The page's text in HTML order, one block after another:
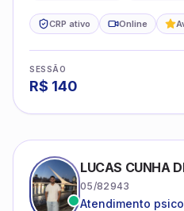
CRP ativo Online
SESSÃO
R$ 140
LUCAS CUNHA
05/82943
Atendimento